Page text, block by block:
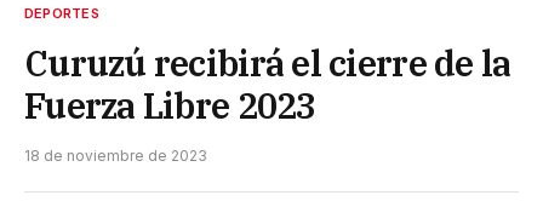
DEPORTES
Curuzú recibirá el cierre de la
Fuerza Libre 2023
18 de noviembre de 2023